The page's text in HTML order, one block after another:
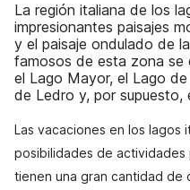
La región italiana de los
impresionantes paisajes
y el paisaje ondulado de
famosos de esta zona se
el Lago Mayor, el Lago
de Ledro y, por supuesto,
Las vacaciones en los lagos
posibilidades de actividades
tienen una gran cantidad